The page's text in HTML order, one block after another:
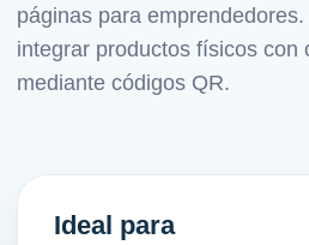
páginas para
integrar productos físicos con
mediante códigos QR.
Ideal para